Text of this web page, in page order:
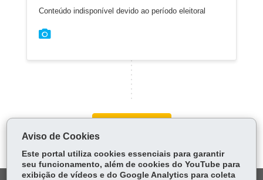
Conteúdo indisponível devido ao período eleitoral
Aviso de Cookies
Este portal utiliza cookies essenciais para garantir
seu funcionamento, além de cookies do YouTube para
exibição de vídeos e do Google Analytics para coleta